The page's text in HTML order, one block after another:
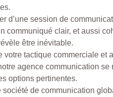
d’une session de
communiqué clair, et aussi
être inévitable.
votre tactique commerciale et
agence communication se
options pertinentes.
de communication